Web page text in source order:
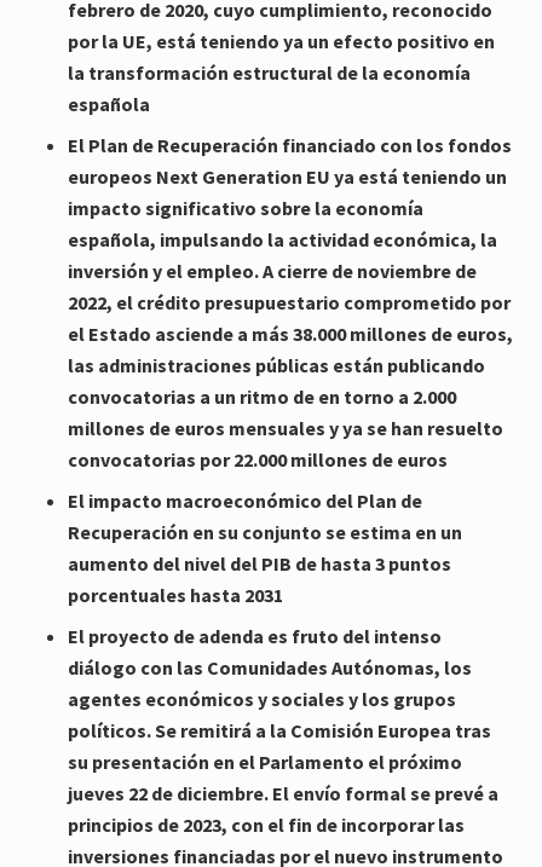
febrero de 2020, cuyo cumplimiento, reconocido
por la UE, está teniendo ya un efecto positivo en
la transformación estructural de la economía
española
El Plan de Recuperación financiado con los fondos
europeos Next Generation EU ya está teniendo un
impacto significativo sobre la economía
española, impulsando la actividad económica, la
inversión y el empleo. A cierre de noviembre de
2022, el crédito presupuestario comprometido por
el Estado asciende a más 38.000 millones de euros,
las administraciones públicas están publicando
convocatorias a un ritmo de en torno a 2.000
millones de euros mensuales y ya se han resuelto
convocatorias por 22.000 millones de euros
El impacto macroeconómico del Plan de
Recuperación en su conjunto se estima en un
aumento del nivel del PIB de hasta 3 puntos
porcentuales hasta 2031
El proyecto de adenda es fruto del intenso
diálogo con las Comunidades Autónomas, los
agentes económicos y sociales y los grupos
políticos. Se remitirá a la Comisión Europea tras
su presentación en el Parlamento el próximo
jueves 22 de diciembre. El envío formal se prevé a
principios de 2023, con el fin de incorporar las
inversiones financiadas por el nuevo instrumento